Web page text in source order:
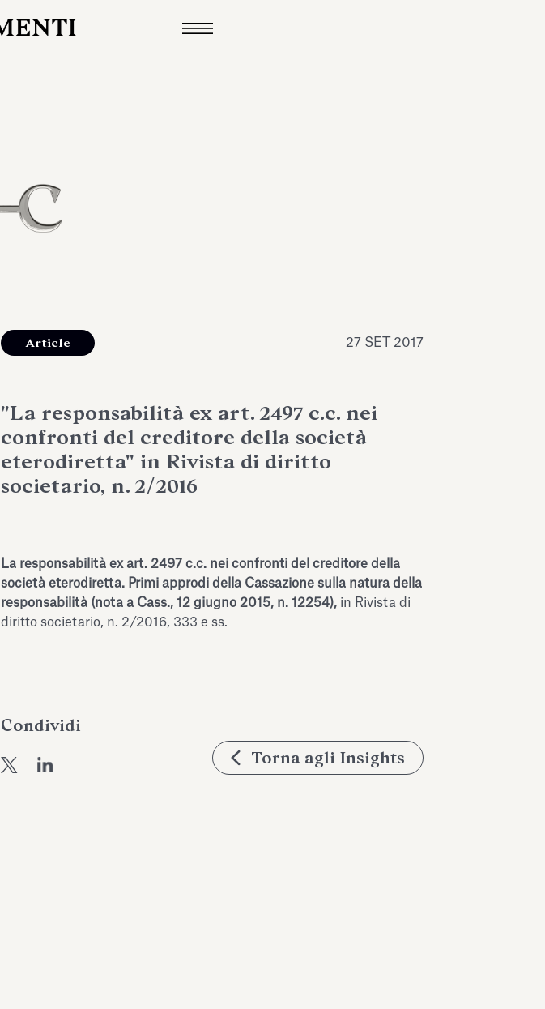
Article 27 SET 2017
"La responsabilità ex art. 2497 c.c. nei
confronti del creditore della società
eterodiretta" in Rivista di diritto
societario, n. 2/2016
La responsabilità ex art. 2497 c.c. nei confronti del creditore della
società eterodiretta. Primi approdi della Cassazione sulla natura della
responsabilità (nota a Cass., 12 giugno 2015, n. 12254), in Rivista di
diritto societario, n. 2/2016, 333 e ss.
Condividi
Torna agli Insights